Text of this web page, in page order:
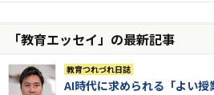
「教育エッセイ」の最新記事
教育つれづれ日誌
AI時代に求められる「よい授